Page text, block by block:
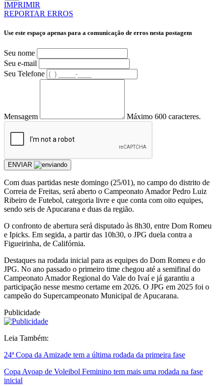
IMPRIMIR
REPORTAR ERROS
Use este espaço apenas para a comunicação de erros nesta postagem
Seu nome
Seu e-mail
Seu Telefone
Mensagem Máximo 600 caracteres.
ENVIAR
Com duas partidas neste domingo (25/01), no campo do distrito de
Correia de Freitas, será aberto o Campeonato Amador Pedro Luiz
Ribeiro de Futebol, categoria livre e que conta com oito equipes,
sendo seis de Apucarana e duas da região.
O confronto de abertura será disputado às 8h30, entre Dom Romeu
e Ipicks. Em segida, a partir das 10h30, o JPG duela contra a
Figueirinha, de Califórnia.
Destaques na rodada inicial para as equipes do Dom Romeu e do
JPG. No ano passado o primeiro time chegou até a semifinal do
Campeonato Amador Regional do Vale do Ivaí e já garantiu a
participação nesse mesmo certame em 2026. O JPG em 2025 foi o
campeão do Supercampeonato Municipal de Apucarana.
Publicidade
Leia Também:
24ª Copa da Amizade tem a última rodada da primeira fase
Copa Avoap de Voleibol Feminino tem mais uma rodada na fase
inicial